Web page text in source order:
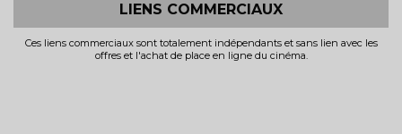
LIENS COMMERCIAUX
Ces liens commerciaux sont totalement indépendants et sans lien avec les
offres et l'achat de place en ligne du cinéma.